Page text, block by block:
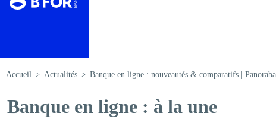
Accueil Actualités Banque en ligne : nouveautés & comparatifs |
Banque en ligne : à la une